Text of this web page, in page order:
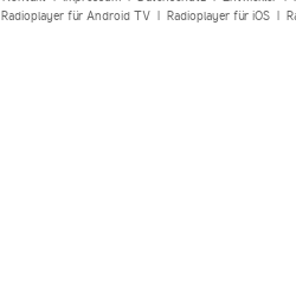
Radioplayer für Android TV| Radioplayer für iOS|